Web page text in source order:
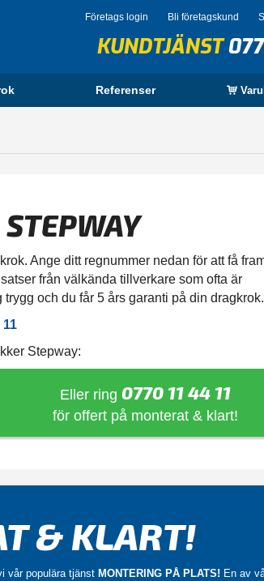
Företags login Bli företagskund
KUNDTJÄNST
Referenser
Ange ditt regnummer nedan för att få
från välkända tillverkare som ofta är
och du får 5 års garanti på din dragkrok.
11
Stepway:
Eller ring 0770 11 44 11
för offert på monterat & klart!
& KLART!
vår populära tjänst MONTERING PÅ PLATS! En av